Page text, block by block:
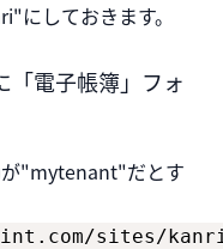
にしておきます。
「電子帳簿」フォ
"mytenant"だとす
sites/